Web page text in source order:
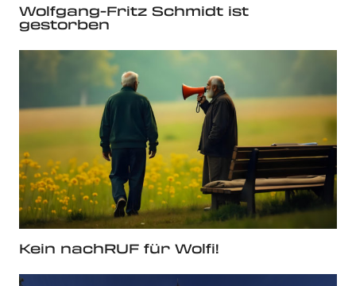
Wolfgang-Fritz Schmidt ist
gestorben
Kein nachRUF für Wolfi!